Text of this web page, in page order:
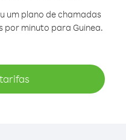
um plano de chamadas
minuto para Guinea.